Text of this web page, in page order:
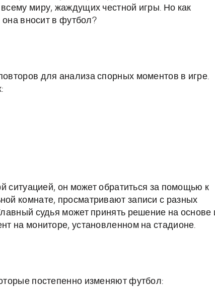
миру, жаждущих честной игры. Но как
она вносит в футбол?
для анализа спорных моментов в игре.
ситуацией, он может обратиться за помощью к
комнате, просматривают записи с разных
судья может принять решение на основе
на мониторе, установленном на стадионе.
постепенно изменяют футбол: